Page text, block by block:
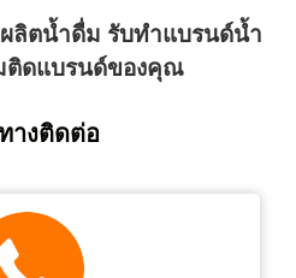
ลิตน้ำดื่ม รับทำแบรนด์น้ำ
ติดแบรนด์ของคุณ
างติดต่อ